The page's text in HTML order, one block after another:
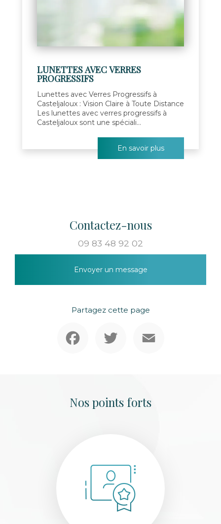
LUNETTES AVEC VERRES
PROGRESSIFS
Lunettes avec Verres Progressifs à
Casteljaloux : Vision Claire à Toute Distance
Les lunettes avec verres progressifs à
Casteljaloux sont une spéciali...
En savoir plus
Contactez-nous
09 83 48 92 02
Envoyer un message
Partagez cette page
Nos points forts